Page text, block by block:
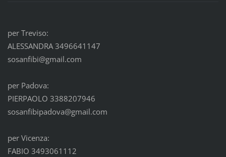
per Treviso:
ALESSANDRA 3496641147
sosanfibi@gmail.com
per Padova:
PIERPAOLO 3388207946
sosanfibipadova@gmail.com
per Vicenza:
FABIO 3493061112